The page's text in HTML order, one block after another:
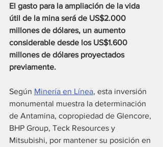
El gasto para la ampliación de la vida
útil de la mina será de US$2.000
millones de dólares, un aumento
considerable desde los US$1.600
millones de dólares proyectados
previamente.
Según Minería en Línea, esta inversión
monumental muestra la determinación
de Antamina, copropiedad de Glencore,
BHP Group, Teck Resources y
Mitsubishi, por mantener su posición en